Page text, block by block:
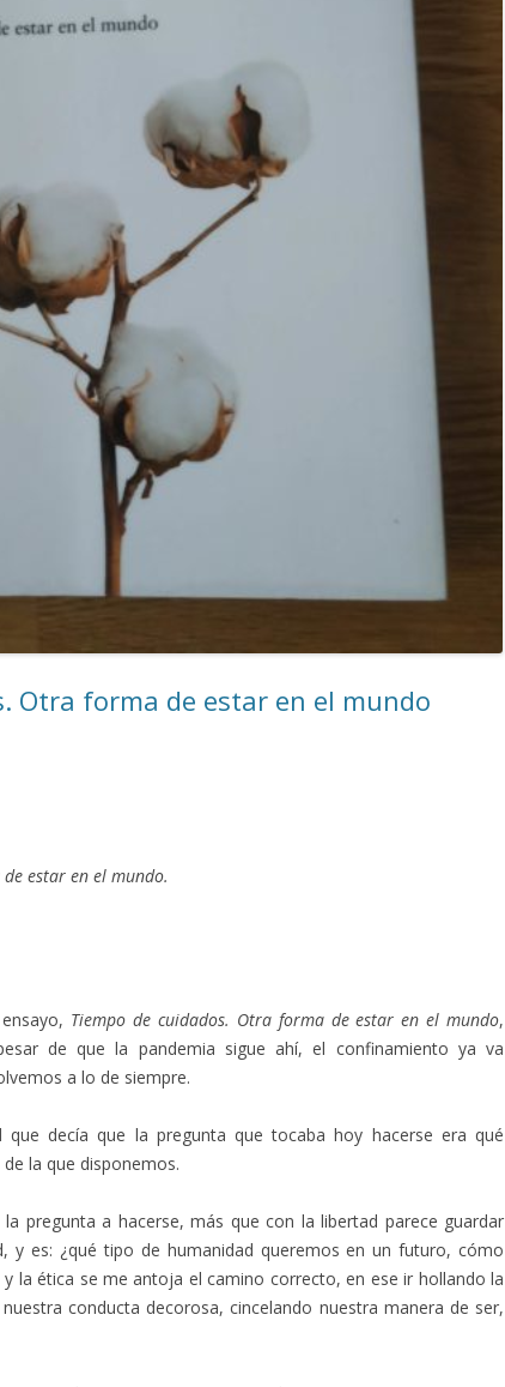
Otra forma de estar en el mundo
estar en el mundo.
Tiempo de cuidados. Otra forma de estar en el mundo,
de que la pandemia sigue ahí, el confinamiento ya va
a lo de siempre.
que decía que la pregunta que tocaba hoy hacerse era qué
la que disponemos.
pregunta a hacerse, más que con la libertad parece guardar
y es: ¿qué tipo de humanidad queremos en un futuro, cómo
la ética se me antoja el camino correcto, en ese ir hollando la
conducta decorosa, cincelando nuestra manera de ser,